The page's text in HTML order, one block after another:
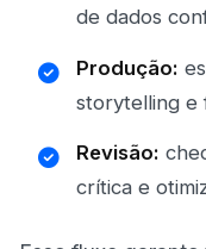
de dados
Produção:
storytelling e
Revisão:
crítica e